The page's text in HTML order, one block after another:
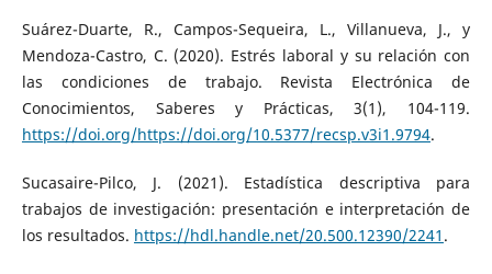
Suárez-Duarte, R., Campos-Sequeira, L., Villanueva, J., y
Mendoza-Castro, C. (2020). Estrés laboral y su relación con
las condiciones de trabajo. Revista Electrónica de
Conocimientos, Saberes y Prácticas, 3(1), 104-119.
https://doi.org/https://doi.org/10.5377/recsp.v3i1.9794.
Sucasaire-Pilco, J. (2021). Estadística descriptiva para
trabajos de investigación: presentación e interpretación de
los resultados. https://hdl.handle.net/20.500.12390/2241 .